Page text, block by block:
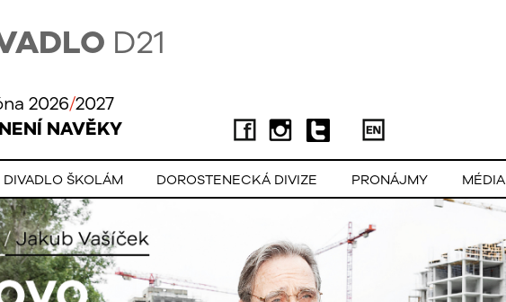
D21
2026/2027
NAVĚKY
DIVADLO ŠKOLÁM DOROSTENECKÁ DIVIZE PRONÁJMY MÉDIA